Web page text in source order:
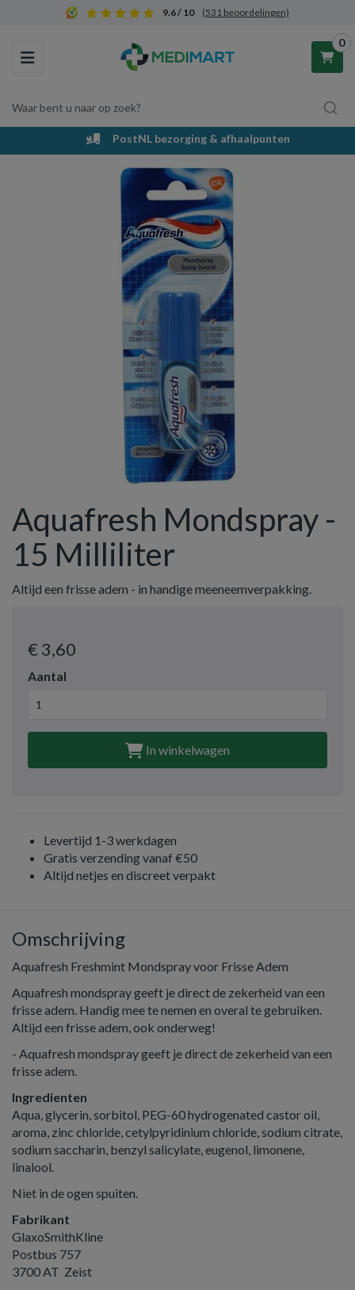
9.6 / 10 (531 beoordelingen)
Toggle navigation
Waar bent u naar op zoek?
0
Winkelwagen
Uw winkelwagen is leeg.
Vul hem met producten.
PostNL bezorging & afhaalpunten
Aquafresh Mondspray -
15 Milliliter
Altijd een frisse adem - in handige meeneemverpakking.
€ 3,60
Aantal
In winkelwagen
Levertijd 1-3 werkdagen
Gratis verzending vanaf €50
Altijd netjes en discreet verpakt
Omschrijving
Aquafresh Freshmint Mondspray voor Frisse Adem
Aquafresh mondspray geeft je direct de zekerheid van een
frisse adem. Handig mee te nemen en overal te gebruiken.
Altijd een frisse adem, ook onderweg!
- Aquafresh mondspray geeft je direct de zekerheid van een
frisse adem.
Ingredienten
Aqua, glycerin, sorbitol, PEG-60 hydrogenated castor oil,
aroma, zinc chloride, cetylpyridinium chloride, sodium citrate,
sodium saccharin, benzyl salicylate, eugenol, limonene,
linalool.
Niet in de ogen spuiten.
Fabrikant
GlaxoSmithKline
Postbus 757
3700 AT Zeist